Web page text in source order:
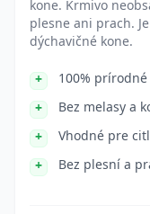
kone. Krmivo
plesne ani prach.
dýchavičné kone.
100%
Bez melasy a
Vhodné pre
Bez plesní a